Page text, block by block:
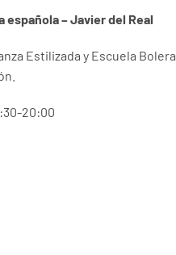
– Javier del Real
Estilizada y Escuela Bolera.
20:00